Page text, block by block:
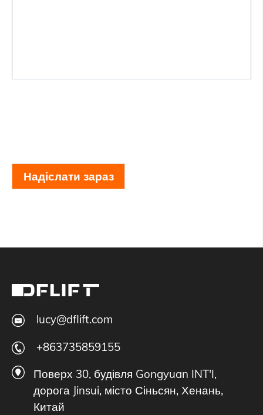
Надіслати зараз
lucy@dflift.com
+863735859155
Поверх 30, будівля Gongyuan INT'I,
дорога Jinsui, місто Сіньсян, Хенань,
Китай